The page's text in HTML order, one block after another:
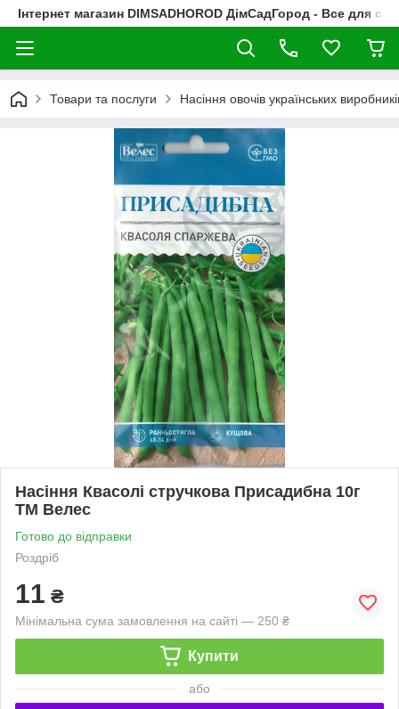
Інтернет магазин DIMSADHOROD ДімСадГород - Все для
Товари та послуги Насіння овочів українських
Насіння Квасолі стручкова Присадибна 10г
ТМ Велес
Готово до відправки
Роздріб
11 ₴
Мінімальна сума замовлення на сайті — 250 ₴
Купити
або